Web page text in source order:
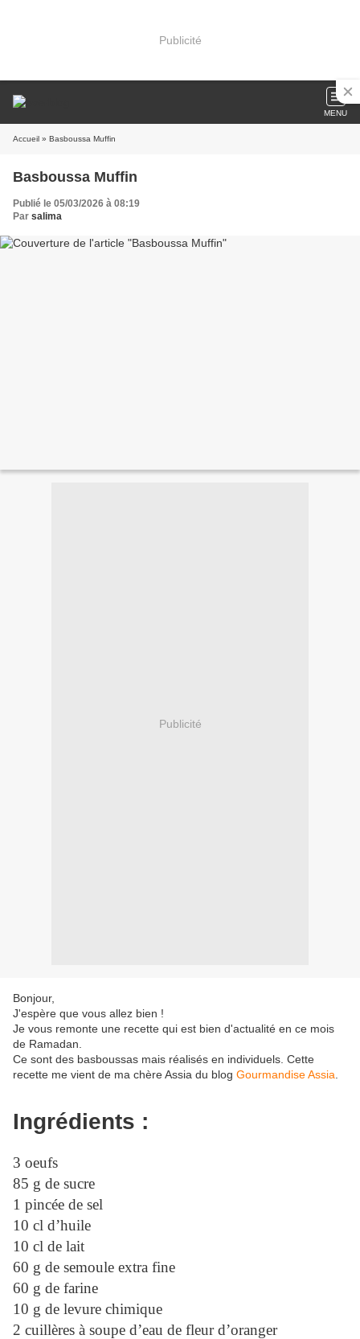
Publicité
MENU
Accueil » Basboussa Muffin
Basboussa Muffin
Publié le 05/03/2026 à 08:19
Par salima
Publicité
Bonjour,
J'espère que vous allez bien !
Je vous remonte une recette qui est bien d'actualité en ce mois
de Ramadan.
Ce sont des basboussas mais réalisés en individuels. Cette
recette me vient de ma chère Assia du blog Gourmandise Assia
Ingrédients :
3 oeufs
85 g de sucre
1 pincée de sel
10 cl d’huile
10 cl de lait
60 g de semoule extra fine
60 g de farine
10 g de levure chimique
2 cuillères à soupe d’eau de fleur d’oranger